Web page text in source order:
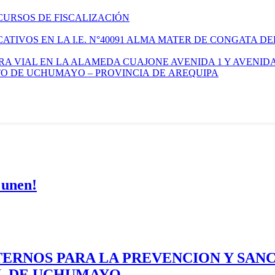
DE FISCALIZACIÓN
EN LA I.E. N°40091 ALMA MATER DE CONGATA
VIAL EN LA ALAMEDA CUAJONE AVENIDA 1 Y
DE UCHUMAYO – PROVINCIA DE AREQUIPA
PARA LA PREVENCION Y